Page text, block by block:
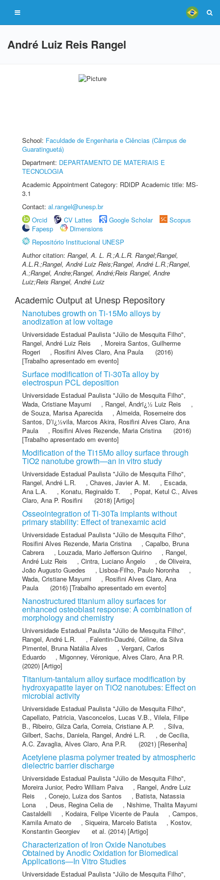
André Luiz Reis Rangel
School: Faculdade de Engenharia e Ciências (Câmpus de
Guaratinguetá)
Department: DEPARTAMENTO DE MATERIAIS E
TECNOLOGIA
Academic Appointment Category: RDIDP Academic title: MS-
3.1
Contact: al.rangel@unesp.br
Orcid
CV Lattes Google Scholar
Scopus
Fapesp
Dimensions
Repositório Institucional UNESP
Author citation: Rangel, A. L. R.;A.L.R. Rangel;Rangel,
A.L.R.;Rangel, André Luiz Reis;Rangel, André L.R.;Rangel,
A.;Rangel, Andre;Rangel, André;Reis Rangel, Andre
Luiz;Reis Rangel, André Luiz
Academic Output at Unesp Repository
Nanotubes growth on Ti-15Mo alloys by
anodization at low voltage
Universidade Estadual Paulista "Júlio de Mesquita Filho",
Rangel, André Luiz Reis
, Moreira Santos, Guilherme
Rogeri
, Rosifini Alves Claro, Ana Paula
(2016)
[Trabalho apresentado em evento]
Surface modification of Ti-30Ta alloy by
electrospun PCL deposition
Universidade Estadual Paulista "Júlio de Mesquita Filho",
Wada, Cristiane Mayumi
, Rangel, Andrï¿½ Luiz Reis
,
de Souza, Marisa Aparecida
, Almeida, Rosemeire dos
Santos, D’ï¿½vila, Marcos Akira, Rosifini Alves Claro, Ana
Paula
, Rosifini Alves Rezende, Maria Cristina
(2016)
[Trabalho apresentado em evento]
Modification of the Ti15Mo alloy surface through
TiO2 nanotube growth—an in vitro study
Universidade Estadual Paulista "Júlio de Mesquita Filho",
Rangel, André L.R.
, Chaves, Javier A. M. , Escada,
Ana L.A.
, Konatu, Reginaldo T. , Popat, Ketul C., Alves
Claro, Ana P. Rosifini
(2018) [Artigo]
Osseointegration of Ti-30Ta implants without
primary stability: Effect of tranexamic acid
Universidade Estadual Paulista "Júlio de Mesquita Filho",
Rosifini Alves Rezende, Maria Cristina
, Capalbo, Bruna
Cabrera
, Louzada, Mario Jefferson Quirino , Rangel,
André Luiz Reis
, Cintra, Luciano Ângelo , de Oliveira,
João Augusto Guedes
, Lisboa-Filho, Paulo Noronha
,
Wada, Cristiane Mayumi
, Rosifini Alves Claro, Ana
Paula
(2016) [Trabalho apresentado em evento]
Nanostructured titanium alloy surfaces for
enhanced osteoblast response: A combination of
morphology and chemistry
Universidade Estadual Paulista "Júlio de Mesquita Filho",
Rangel, André L.R.
, Falentin-Daudré, Céline, da Silva
Pimentel, Bruna Natália Alves
, Vergani, Carlos
Eduardo
, Migonney, Véronique, Alves Claro, Ana P.R.
(2020) [Artigo]
Titanium-tantalum alloy surface modification by
hydroxyapatite layer on TiO2 nanotubes: Effect on
microbial activity
Universidade Estadual Paulista "Júlio de Mesquita Filho",
Capellato, Patricia, Vasconcelos, Lucas V.B., Vilela, Filipe
B., Ribeiro, Gilza Carla, Correia, Cristiane A.P. , Silva,
Gilbert, Sachs, Daniela, Rangel, André L.R. , de Cecilia,
A.C. Zavaglia, Alves Claro, Ana P.R. (2021) [Resenha]
Acetylene plasma polymer treated by atmospheric
dielectric barrier discharge
Universidade Estadual Paulista "Júlio de Mesquita Filho",
Moreira Junior, Pedro William Paiva
, Rangel, Andre Luiz
Reis
, Conejo, Luiza dos Santos , Batista, Natassia
Lona
, Deus, Regina Celia de , Nishime, Thalita Mayumi
Castaldelli
, Kodaira, Felipe Vicente de Paula , Campos,
Kamila Amato de
, Siqueira, Marcelo Batista , Kostov,
Konstantin Georgiev
et al. (2014) [Artigo]
Characterization of Iron Oxide Nanotubes
Obtained by Anodic Oxidation for Biomedical
Applications—In Vitro Studies
Universidade Estadual Paulista "Júlio de Mesquita Filho",